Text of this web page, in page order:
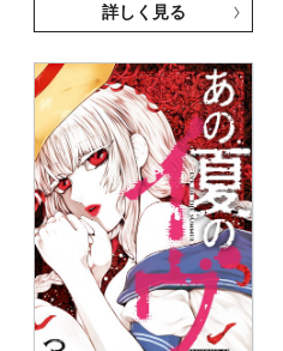
詳しく見る